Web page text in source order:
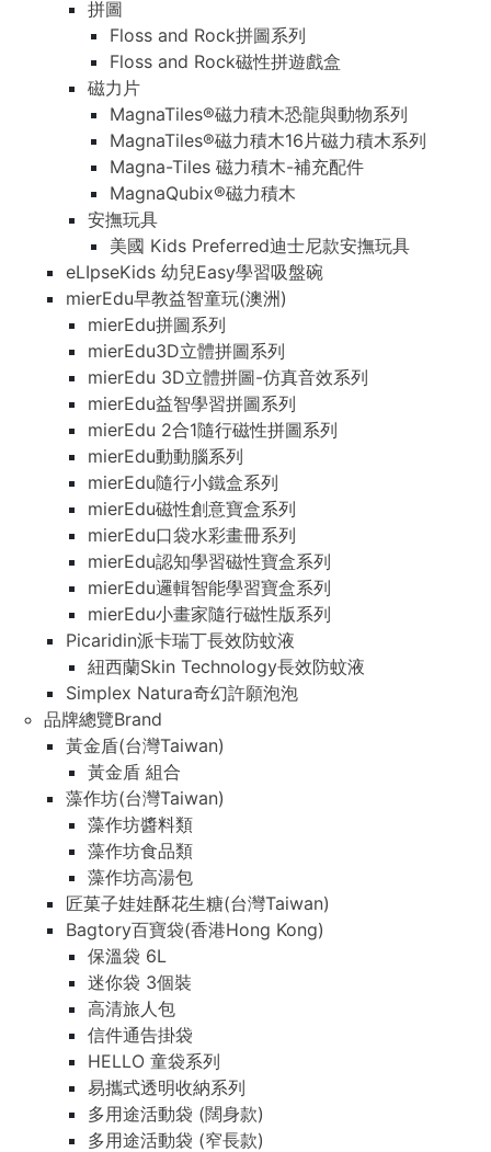
拼圖
Floss and Rock拼圖系列
Floss and Rock磁性拼遊戲盒
磁力片
MagnaTiles®磁力積木恐龍與動物系列
MagnaTiles®磁力積木16片磁力積木系列
Magna-Tiles 磁力積木-補充配件
MagnaQubix®磁力積木
安撫玩具
美國 Kids Preferred迪士尼款安撫玩具
eLIpseKids 幼兒Easy學習吸盤碗
mierEdu早教益智童玩(澳洲)
mierEdu拼圖系列
mierEdu3D立體拼圖系列
mierEdu 3D立體拼圖-仿真音效系列
mierEdu益智學習拼圖系列
mierEdu 2合1隨行磁性拼圖系列
mierEdu動動腦系列
mierEdu隨行小鐵盒系列
mierEdu磁性創意寶盒系列
mierEdu口袋水彩畫冊系列
mierEdu認知學習磁性寶盒系列
mierEdu邏輯智能學習寶盒系列
mierEdu小畫家隨行磁性版系列
Picaridin派卡瑞丁長效防蚊液
紐西蘭Skin Technology長效防蚊液
Simplex Natura奇幻許願泡泡
品牌總覽Brand
黃金盾(台灣Taiwan)
黃金盾 組合
藻作坊(台灣Taiwan)
藻作坊醬料類
藻作坊食品類
藻作坊高湯包
匠菓子娃娃酥花生糖(台灣Taiwan)
Bagtory百寶袋(香港Hong Kong)
保溫袋 6L
迷你袋 3個裝
高清旅人包
信件通告掛袋
HELLO 童袋系列
易攜式透明收納系列
多用途活動袋 (闊身款)
多用途活動袋 (窄長款)